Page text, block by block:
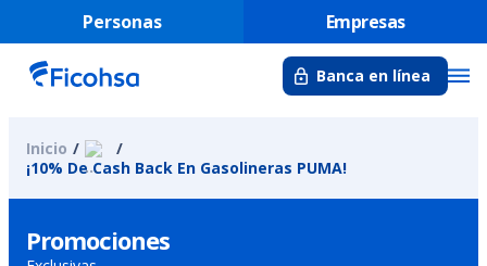
Personas Empresas
Banca en línea
Inicio
¡10% De Cash Back En Gasolineras PUMA!
Promociones